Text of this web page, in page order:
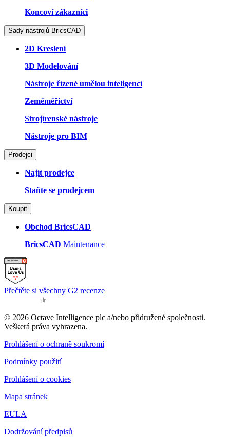
Koncoví zákazníci
Sady nástrojů BricsCAD
2D Kreslení
3D Modelování
Nástroje řízené umělou inteligencí
Zeměměřictví
Strojírenské nástroje
Nástroje pro BIM
Prodejci
Najít prodejce
Staňte se prodejcem
Koupit
Obchod BricsCAD
BricsCAD Maintenance
Přečtěte si všechny G2 recenze
© 2026 Octave Intelligence plc a/nebo přidružené společnosti.
Veškerá práva vyhrazena.
Prohlášení o ochraně soukromí
Podmínky použití
Prohlášení o cookies
Mapa stránek
EULA
Dodržování předpisů